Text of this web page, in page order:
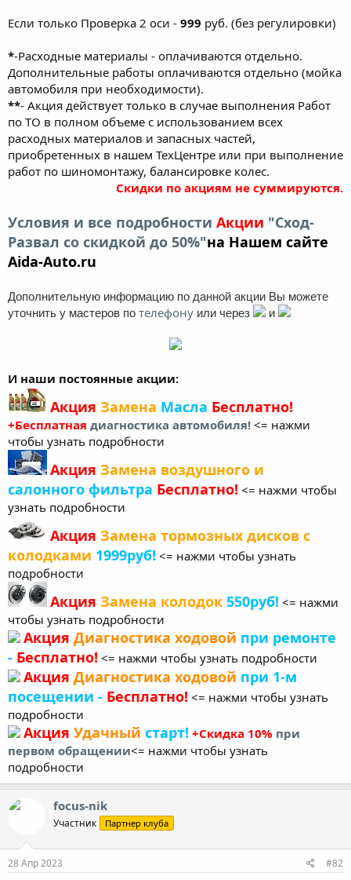
Если только Проверка 2 оси - 999 руб. (без регулировки)
*-Расходные материалы - оплачиваются отдельно.
Дополнительные работы оплачиваются отдельно (мойка
автомобиля при необходимости).
**- Акция действует только в случае выполнения Работ
по ТО в полном объеме с использованием всех
расходных материалов и запасных частей,
приобретенных в нашем ТехЦентре или при выполнение
работ по шиномонтажу, балансировке колес.
Скидки по акциям не суммируются.
Условия и все подробности Акции "Сход-
Развал со скидкой до 50%"на Нашем сайте
Aida-Auto.ru
Дополнительную информацию по данной акции Вы можете
уточнить у мастеров по телефону или через и
И наши постоянные акции:
Акция Замена Масла Бесплатно!
+Бесплатная диагностика автомобиля! <= нажми
чтобы узнать подробности
Акция Замена воздушного и
салонного фильтра Бесплатно! <= нажми чтобы
узнать подробности
Акция Замена тормозных дисков с
колодками 1999руб! <= нажми чтобы узнать
подробности
Акция Замена колодок 550руб! <= нажми
чтобы узнать подробности
Акция Диагностика ходовой при ремонте
- Бесплатно! <= нажми чтобы узнать подробности
Акция Диагностика ходовой при 1-м
посещении - Бесплатно! <= нажми чтобы узнать
подробности
Акция Удачный старт! +Скидка 10% при
первом обращении<= нажми чтобы узнать
подробности
focus-nik
Участник Партнер клуба
28 Апр 2023 #82